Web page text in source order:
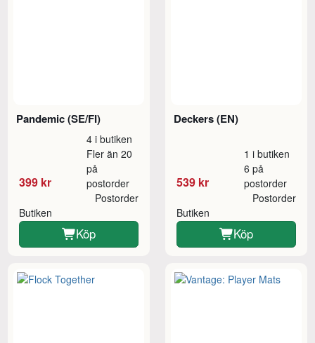
Pandemic (SE/FI)
399 kr
4 i butiken
Fler än 20
på
postorder
Butiken
Postorder
Köp
Deckers (EN)
539 kr
1 i butiken
6 på
postorder
Butiken
Postorder
Köp